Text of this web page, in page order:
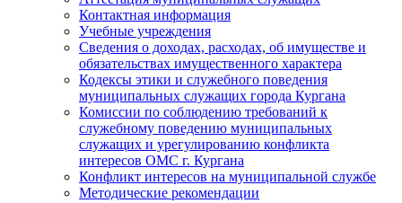
Контактная информация
Учебные учреждения
Сведения о доходах, расходах, об имуществе и
обязательствах имущественного характера
Кодексы этики и служебного поведения
муниципальных служащих города Кургана
Комиссии по соблюдению требований к
служебному поведению муниципальных
служащих и урегулированию конфликта
интересов ОМС г. Кургана
Конфликт интересов на муниципальной службе
Методические рекомендации